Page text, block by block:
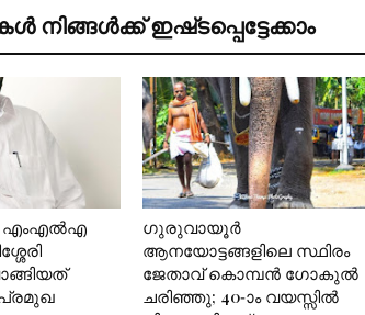
ഇഷ്‌‌ടപ്പെട്ടേക്കാം
എംഎൽഎ
പ്രമുഖ
ഗുരുവായൂർ
ആനയോട്ടങ്ങളിലെ സ്ഥിരം
ജേതാവ് കൊമ്പൻ ഗോകുൽ
ചരിഞ്ഞു; 40-ാം വയസ്സിൽ